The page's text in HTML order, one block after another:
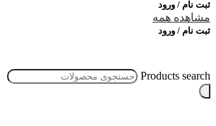
ثبت نام / ورود
مشاهده همه
ثبت نام / ورود
Products search